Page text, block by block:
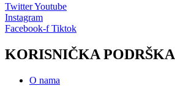
TwitterYoutube
Instagram
Facebook-f Tiktok
KORISNIČKA PODRŠKA
O nama